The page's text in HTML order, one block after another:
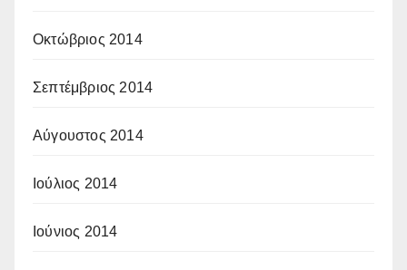
Οκτώβριος 2014
Σεπτέμβριος 2014
Αύγουστος 2014
Ιούλιος 2014
Ιούνιος 2014